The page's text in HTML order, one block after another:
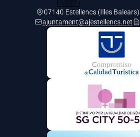
07140 Estellencs (Illes Balears)
ajuntament@ajestellencs.net